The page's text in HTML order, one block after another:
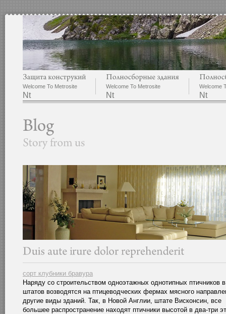
Welcome To Metrosite
Nt
Welcome To Metrosite
Nt
Welcome
Nt
сорт клубники бравура
Наряду со строительством одноэтажных однотипных птичников
штатов возводятся на птицеводческих фермах мясного
другие виды зданий. Так, в Новой Англии, штате Висконсин, все
большее распространение находят птичники высотой в два-три